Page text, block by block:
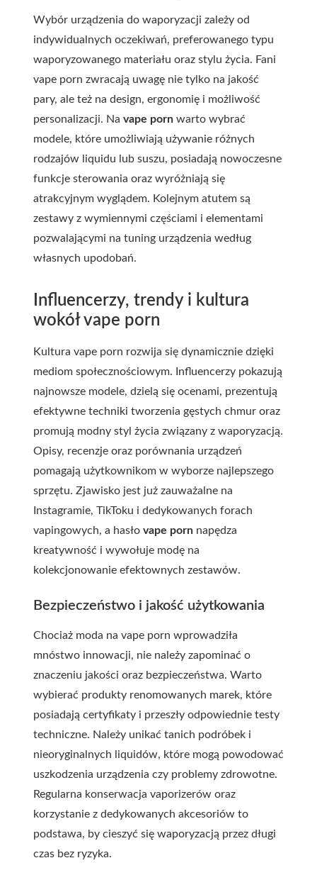
Wybór urządzenia do waporyzacji zależy od
indywidualnych oczekiwań, preferowanego typu
waporyzowanego materiału oraz stylu życia. Fani
vape porn zwracają uwagę nie tylko na jakość
pary, ale też na design, ergonomię i możliwość
personalizacji. Na vape porn warto wybrać
modele, które umożliwiają używanie różnych
rodzajów liquidu lub suszu, posiadają nowoczesne
funkcje sterowania oraz wyróżniają się
atrakcyjnym wyglądem. Kolejnym atutem są
zestawy z wymiennymi częściami i elementami
pozwalającymi na tuning urządzenia według
własnych upodobań.
Influencerzy, trendy i kultura
wokół vape porn
Kultura vape porn rozwija się dynamicznie dzięki
mediom społecznościowym. Influencerzy pokazują
najnowsze modele, dzielą się ocenami, prezentują
efektywne techniki tworzenia gęstych chmur oraz
promują modny styl życia związany z waporyzacją.
Opisy, recenzje oraz porównania urządzeń
pomagają użytkownikom w wyborze najlepszego
sprzętu. Zjawisko jest już zauważalne na
Instagramie, TikToku i dedykowanych forach
vapingowych, a hasło vape porn napędza
kreatywność i wywołuje modę na
kolekcjonowanie efektownych zestawów.
Bezpieczeństwo i jakość użytkowania
Chociaż moda na vape porn wprowadziła
mnóstwo innowacji, nie należy zapominać o
znaczeniu jakości oraz bezpieczeństwa. Warto
wybierać produkty renomowanych marek, które
posiadają certyfikaty i przeszły odpowiednie testy
techniczne. Należy unikać tanich podróbek i
nieoryginalnych liquidów, które mogą powodować
uszkodzenia urządzenia czy problemy zdrowotne.
Regularna konserwacja vaporizerów oraz
korzystanie z dedykowanych akcesoriów to
podstawa, by cieszyć się waporyzacją przez długi
czas bez ryzyka.